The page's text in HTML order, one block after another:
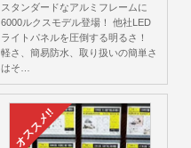
スタンダードなアルミフレームに
6000ルクスモデル登場！ 他社LED
ライトパネルを圧倒する明るさ！
軽さ、簡易防水、取り扱いの簡単さ
はそ…